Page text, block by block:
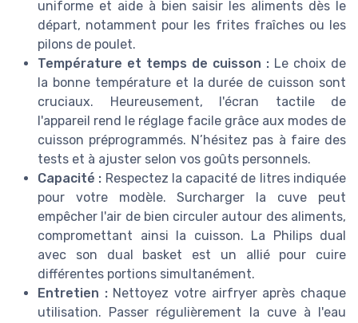
uniforme et aide à bien saisir les aliments dès le
départ, notamment pour les frites fraîches ou les
pilons de poulet.
Température et temps de cuisson : Le choix de
la bonne température et la durée de cuisson sont
cruciaux. Heureusement, l'écran tactile de
l'appareil rend le réglage facile grâce aux modes de
cuisson préprogrammés. N’hésitez pas à faire des
tests et à ajuster selon vos goûts personnels.
Capacité : Respectez la capacité de litres indiquée
pour votre modèle. Surcharger la cuve peut
empêcher l'air de bien circuler autour des aliments,
compromettant ainsi la cuisson. La Philips dual
avec son dual basket est un allié pour cuire
différentes portions simultanément.
Entretien :Nettoyez votre airfryer après chaque
utilisation. Passer régulièrement la cuve à l'eau